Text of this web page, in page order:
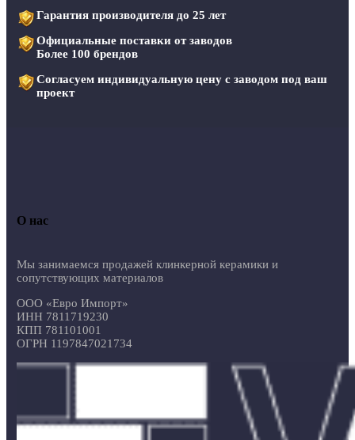
Гарантия производителя до 25 лет
Официальные поставки от заводов
Более 100 брендов
Согласуем индивидуальную цену с заводом под ваш
проект
О нас
Мы занимаемся продажей клинкерной керамики и
сопутствующих материалов
ООО «Евро Импорт»
ИНН 7811719230
КПП 781101001
ОГРН 1197847021734